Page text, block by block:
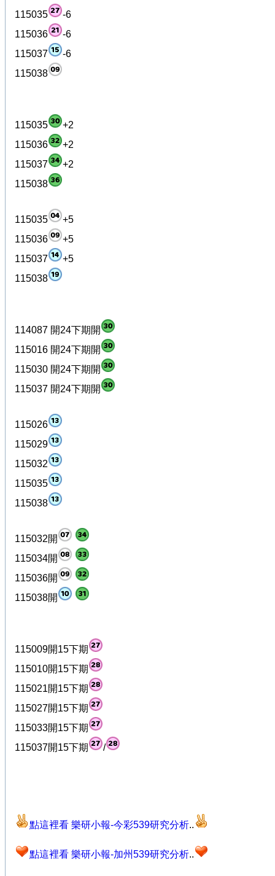
115035
-6
115036
-6
115037
-6
115038
115035
+2
115036
+2
115037
+2
115038
115035
+5
115036
+5
115037
+5
115038
114087 開24下期開
115016 開24下期開
115030 開24下期開
115037 開24下期開
115026
115029
115032
115035
115038
115032開
115034開
115036開
115038開
115009開15下期
115010開15下期
115021開15下期
115027開15下期
115033開15下期
115037開15下期
/
點這裡看 樂研小報-今彩539研究分析..
點這裡看 樂研小報-加州539研究分析..